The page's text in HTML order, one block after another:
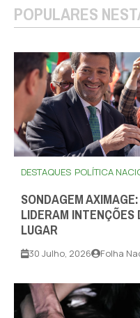
POPULARES
DESTAQUES POLÍTICA
SONDAGEM
LIDERAM
LUGAR
30 Julho, 2026 Folha